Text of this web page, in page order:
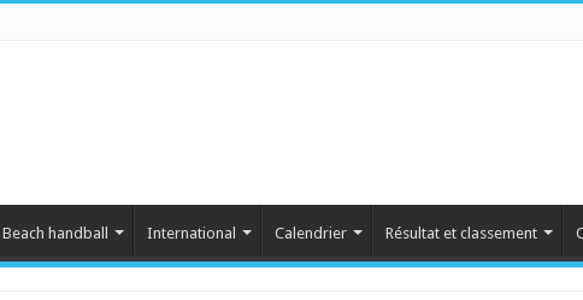
Beach handball International Calendrier Résultat et classement